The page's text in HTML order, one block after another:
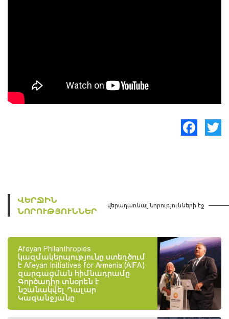
ՎԵՐՋԻՆ
ՆՈՐՈՒԹՅՈՒՆՆԵՐ
վերադառնալ Նորությունների էջ
Afeyan Philanthropies
կազմակերպությունը ստեղծում
է Afeyan Initiatives for Armenia (AIFA)
զարգացման հիմնադրամը
Գործադիր տնօրեն է
նշանակվել Դալար
Կազանջյանը